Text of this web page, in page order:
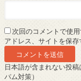
次回のコメントで使
アドレス、サイトを保存
日本語が含まれない投
パム対策）